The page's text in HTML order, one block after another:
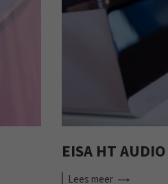
EISA HT
Lees meer